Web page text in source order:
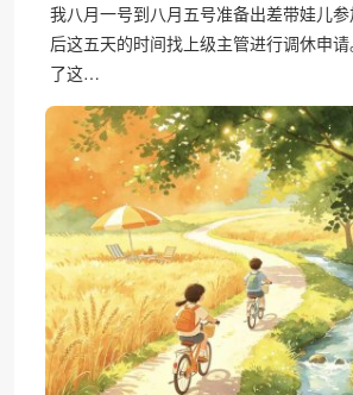
我八月一号到八月五号准备出差带娃儿
后这五天的时间找上级主管进行调休申
了这…